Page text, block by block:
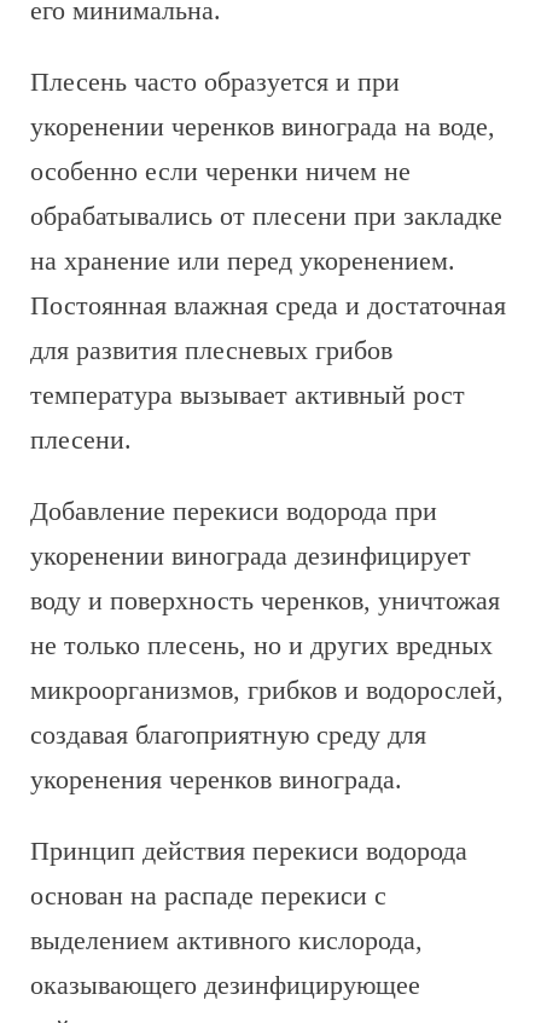
его минимальна.
Плесень часто образуется и при
укоренении черенков винограда на воде,
особенно если черенки ничем не
обрабатывались от плесени при закладке
на хранение или перед укоренением.
Постоянная влажная среда и достаточная
для развития плесневых грибов
температура вызывает активный рост
плесени.
Добавление перекиси водорода при
укоренении винограда дезинфицирует
воду и поверхность черенков, уничтожая
не только плесень, но и других вредных
микроорганизмов, грибков и водорослей,
создавая благоприятную среду для
укоренения черенков винограда.
Принцип действия перекиси водорода
основан на распаде перекиси с
выделением активного кислорода,
оказывающего дезинфицирующее